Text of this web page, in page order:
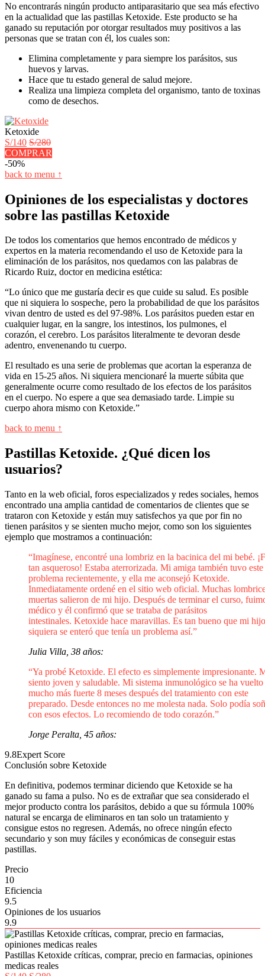
No encontrarás ningún producto antiparasitario que sea más efectivo
en la actualidad que las pastillas Ketoxide. Este producto se ha
ganado su reputación por otorgar resultados muy positivos a las
personas que se tratan con él, los cuales son:
Elimina completamente y para siempre los parásitos, sus
huevos y larvas.
Hace que tu estado general de salud mejore.
Realiza una limpieza completa del organismo, tanto de toxinas
como de desechos.
Ketoxide
S/140 S/280
COMPRAR
-50%
back to menu ↑
Opiniones de los especialistas y doctores
sobre las pastillas Ketoxide
De todos los comentarios que hemos encontrado de médicos y
expertos en la materia recomendando el uso de Ketoxide para la
eliminación de los parásitos, nos quedamos con las palabras de
Ricardo Ruiz, doctor en medicina estética:
“Lo único que me gustaría decir es que cuide su salud. Es posible
que ni siquiera lo sospeche, pero la probabilidad de que los parásitos
vivan dentro de usted es del 97-98%. Los parásitos pueden estar en
cualquier lugar, en la sangre, los intestinos, los pulmones, el
corazón, el cerebro. Los parásitos literalmente te devoran desde
adentro, envenenando tu cuerpo.
El resultado es una serie de problemas que acortan la esperanza de
vida en 15-25 años. Ni siquiera mencionaré la muerte súbita que
generalmente ocurre como resultado de los efectos de los parásitos
en el cuerpo. No espere a que sea demasiado tarde. Limpie su
cuerpo ahora mismo con Ketoxide.”
back to menu ↑
Pastillas Ketoxide. ¿Qué dicen los
usuarios?
Tanto en la web oficial, foros especializados y redes sociales, hemos
encontrado una amplia cantidad de comentarios de clientes que se
trataron con Ketoxide y están muy satisfechos ya que por fin no
tienen parásitos y se sienten mucho mejor, como son los siguientes
ejemplo que mostramos a continuación:
“Imagínese, encontré una lombriz en la bacinica del mi bebé.
tan asqueroso! Estaba aterrorizada. Mi amiga también tuvo este
problema recientemente, y ella me aconsejó Ketoxide.
Inmediatamente ordené en el sitio web oficial. Muchas
muertas salieron de mi hijo. Después de terminar el curso,
médico y él confirmó que se trataba de parásitos
intestinales. Ketoxide hace maravillas. Es tan bueno que mi
siquiera se enteró que tenía un problema así.”
Julia Villa, 38 años:
“Ya probé Ketoxide. El efecto es simplemente impresionante.
siento joven y saludable. Mi sistema inmunológico se ha vuelto
mucho más fuerte 8 meses después del tratamiento con este
preparado. Desde entonces no me molesta nada. Solo podía
con esos efectos. Lo recomiendo de todo corazón.”
Jorge Peralta, 45 años:
9.8Expert Score
Conclusión sobre Ketoxide
En definitiva, podemos terminar diciendo que Ketoxide se ha
ganado su fama a pulso. No es de extrañar que sea considerado el
mejor producto contra los parásitos, debido a que su fórmula 100%
natural se encarga de eliminaros en tan solo un tratamiento y
consigue estos no regresen. Además, no ofrece ningún efecto
secundario y son muy fáciles y económicas de conseguir estas
pastillas.
Precio
10
Eficiencia
9.5
Opiniones de los usuarios
9.9
Pastillas Ketoxide críticas, comprar, precio en farmacias, opiniones
medicas reales